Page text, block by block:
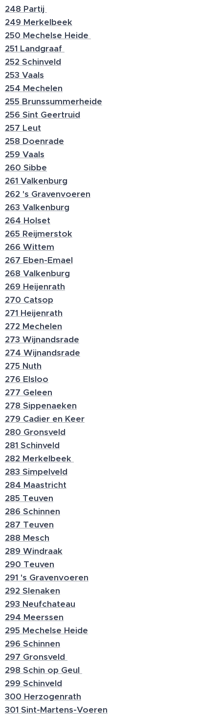
248 Partij
249 Merkelbeek
250 Mechelse Heide
251 Landgraaf
252 Schinveld
253 Vaals
254 Mechelen
255 Brunssummerheide
256 Sint Geertruid
257 Leut
258 Doenrade
259 Vaals
260 Sibbe
261 Valkenburg
262 's Gravenvoeren
263 Valkenburg
264 Holset
265 Reijmerstok
266 Wittem
267 Eben-Emael
268 Valkenburg
269 Heijenrath
270 Catsop
271 Heijenrath
272 Mechelen
273 Wijnandsrade
274 Wijnandsrade
275 Nuth
276 Elsloo
277 Geleen
278 Sippenaeken
279 Cadier en Keer
280 Gronsveld
281 Schinveld
282 Merkelbeek
283 Simpelveld
284 Maastricht
285 Teuven
286 Schinnen
287 Teuven
288 Mesch
289 Windraak
290 Teuven
291 's Gravenvoeren
292 Slenaken
293 Neufchateau
294 Meerssen
295 Mechelse Heide
296 Schinnen
297 Gronsveld
298 Schin op Geul
299 Schinveld
300 Herzogenrath
301 Sint-Martens-Voeren